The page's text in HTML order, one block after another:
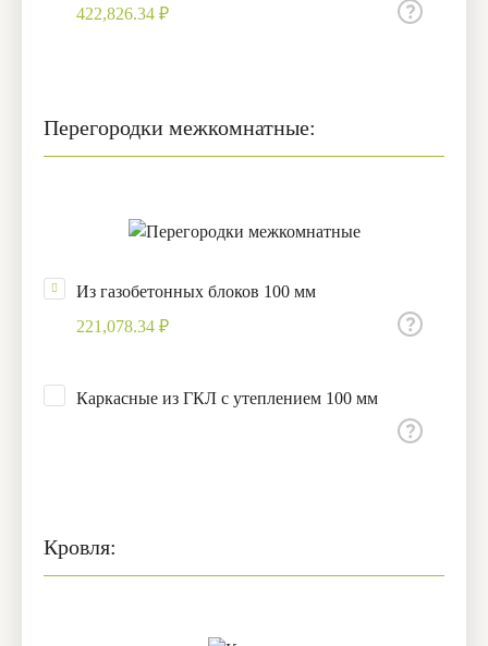
422,826.34 ₽
Перегородки межкомнатные:
Из газобетонных блоков 100 мм
221,078.34 ₽
Каркасные из ГКЛ с утеплением 100 мм
Кровля: